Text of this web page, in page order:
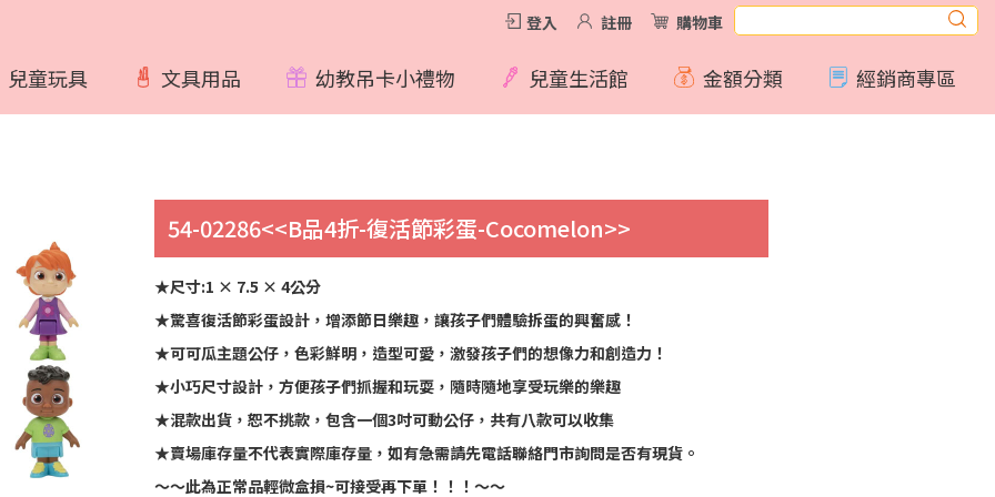
登入 註冊 購物車
兒童玩具 文具用品 幼教吊卡小禮物 兒童生活館 金額分類 經銷商專區
54-02286<<B品4折-復活節彩蛋-Cocomelon>>
★尺寸:1 × 7.5 × 4公分
★驚喜復活節彩蛋設計，增添節日樂趣，讓孩子們體驗拆蛋的興奮感！
★可可瓜主題公仔，色彩鮮明，造型可愛，激發孩子們的想像力和創造力！
★小巧尺寸設計，方便孩子們抓握和玩耍，隨時隨地享受玩樂的樂趣
★混款出貨，恕不挑款，包含一個3吋可動公仔，共有八款可以收集
★賣場庫存量不代表實際庫存量，如有急需請先電話聯絡門市詢問是否有現貨。
～～此為正常品輕微盒損~可接受再下單！！！～～